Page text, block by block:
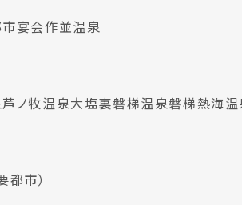
宴会作並温泉
芦ノ牧温泉大塩裏磐梯温泉磐梯熱海
都市）